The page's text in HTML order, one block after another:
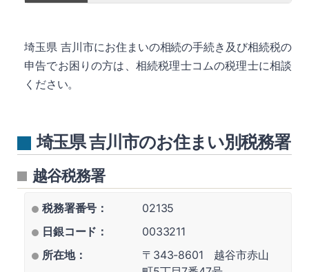
埼玉県 吉川市にお住まいの相続の手続き及び相続税の
申告でお困りの方は、相続税理士コムの税理士に相談
ください。
埼玉県 吉川市のお住まい別税務署
越谷税務署
税務署番号：
02135
日銀コード：
0033211
所在地：
〒343-8601 越谷市赤山